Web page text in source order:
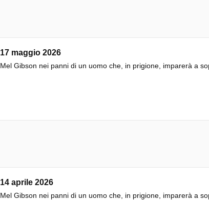
17 maggio 2026
Mel Gibson nei panni di un uomo che, in prigione, imparerà a
14 aprile 2026
Mel Gibson nei panni di un uomo che, in prigione, imparerà a